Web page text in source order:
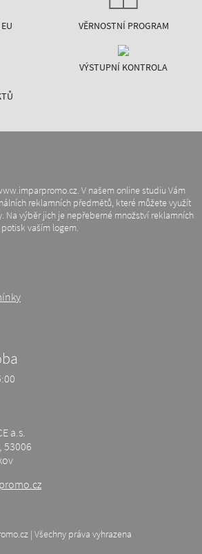
VĚRNOSTNÍ PROGRAM
VÝSTUPNÍ KONTROLA
V našem online studiu Vám
reklamních předmětů, které můžete využít
Na výběr jich je nepřeberné množství reklamních
vaším logem.
a.s.
53006
| Všechny práva vyhrazena